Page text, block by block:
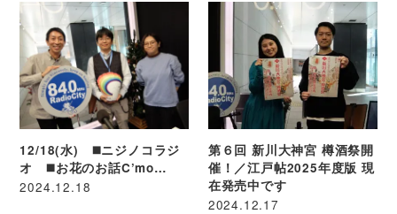
12/18(水) ◼️ニジノコラジ
オ ◼️お花のお話C’mo…
2024.12.18
第６回 新川大神宮 樽酒祭開
催！／江戸帖2025年度版 現
在発売中です
2024.12.17